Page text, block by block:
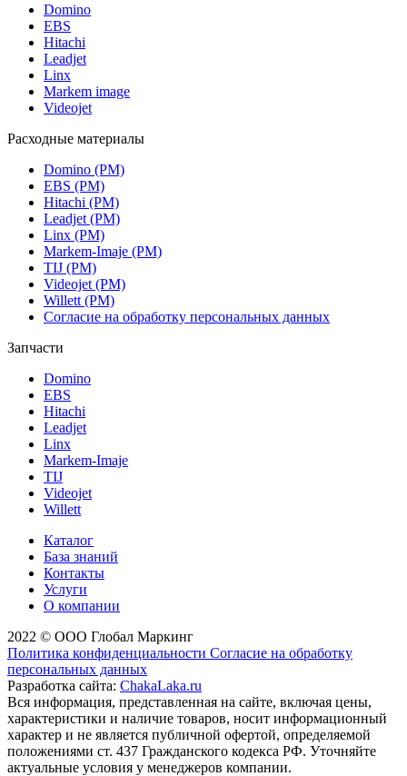
Domino
EBS
Hitachi
Leadjet
Linx
Markem image
Videojet
Расходные материалы
Domino (РМ)
EBS (РМ)
Hitachi (РМ)
Leadjet (РМ)
Linx (РМ)
Markem-Imaje (РМ)
TIJ (РМ)
Videojet (РМ)
Willett (РМ)
Согласие на обработку персональных данных
Запчасти
Domino
EBS
Hitachi
Leadjet
Linx
Markem-Imaje
TIJ
Videojet
Willett
Каталог
База знаний
Контакты
Услуги
О компании
2022 © ООО Глобал Маркинг
Политика конфиденциальности Согласие на обработку
персональных данных
Разработка сайта: ChakaLaka.ru
Вся информация, представленная на сайте, включая цены,
характеристики и наличие товаров, носит информационный
характер и не является публичной офертой, определяемой
положениями ст. 437 Гражданского кодекса РФ. Уточняйте
актуальные условия у менеджеров компании.